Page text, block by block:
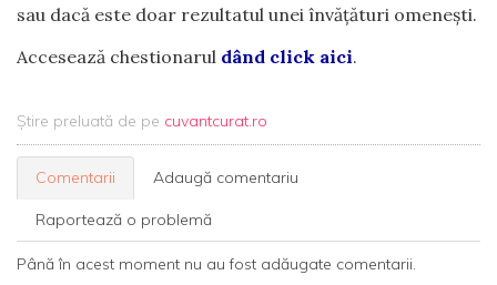
sau dacă este doar rezultatul unei învățături omenești.
Accesează chestionarul dând click aici.
Știre preluată de pe cuvantcurat.ro
Comentarii Adaugă comentariu
Raportează o problemă
Până în acest moment nu au fost adăugate comentarii.